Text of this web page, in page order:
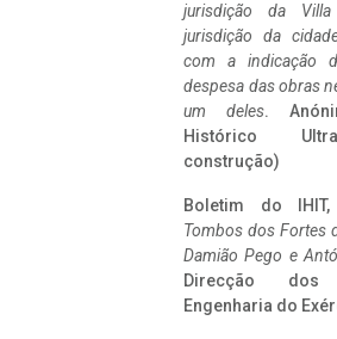
jurisdição da
jurisdição da
com a indicação
despesa das obras
um deles.
Histórico
construção)
Boletim do
Tombos dos Fortes
Damião Pego e
Direcção
Engenharia do